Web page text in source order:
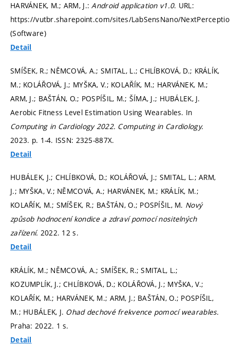
HARVÁNEK, M.; ARM, J.:Android application v1.0. URL:
https://vutbr.sharepoint.com/sites/LabSensNano/
(Software)
Detail
SMÍŠEK, R.; NĚMCOVÁ, A.; SMITAL, L.; CHLÍBKOVÁ, D.; KRÁLÍK,
M.; KOLÁŘOVÁ, J.; MYŠKA, V.; KOLAŘÍK, M.; HARVÁNEK, M.;
ARM, J.; BAŠTÁN, O.; POSPÍŠIL, M.; ŠÍMA, J.; HUBÁLEK, J.
Aerobic Fitness Level Estimation Using Wearables. In
Computing in Cardiology 2022. Computing in Cardiology.
2023. p. 1-4. ISSN: 2325-887X.
Detail
HUBÁLEK, J.; CHLÍBKOVÁ, D.; KOLÁŘOVÁ, J.; SMITAL, L.; ARM,
J.; MYŠKA, V.; NĚMCOVÁ, A.; HARVÁNEK, M.; KRÁLÍK, M.;
KOLAŘÍK, M.; SMÍŠEK, R.; BAŠTÁN, O.; POSPÍŠIL, M. Nový
způsob hodnocení kondice a zdraví pomocí nositelných
zařízení. 2022. 12 s.
Detail
KRÁLÍK, M.; NĚMCOVÁ, A.; SMÍŠEK, R.; SMITAL, L.;
KOZUMPLÍK, J.; CHLÍBKOVÁ, D.; KOLÁŘOVÁ, J.; MYŠKA, V.;
KOLAŘÍK, M.; HARVÁNEK, M.; ARM, J.; BAŠTÁN, O.; POSPÍŠIL,
M.; HUBÁLEK, J. Ohad dechové frekvence pomocí wearables.
Praha: 2022. 1 s.
Detail